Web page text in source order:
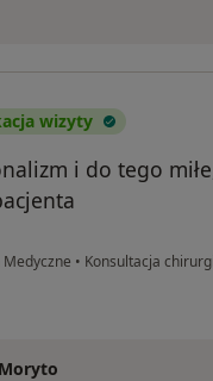
wizyty
i do tego
• Konsultacja